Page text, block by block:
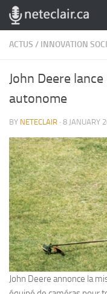
Skip to content
ACTUS / INNOVATION
John Deere
autonome
BY NETECLAIR · 8 JANUARY
John Deere annonce la